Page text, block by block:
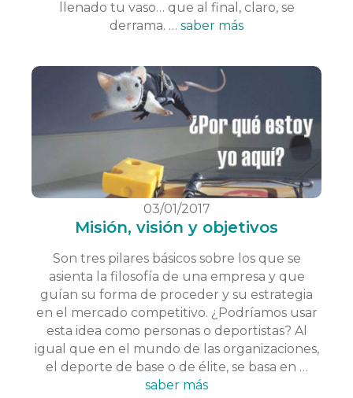
llenado tu vaso… que al final, claro, se
derrama. … saber más
03/01/2017
Misión, visión y objetivos
Son tres pilares básicos sobre los que se
asienta la filosofía de una empresa y que
guían su forma de proceder y su estrategia
en el mercado competitivo. ¿Podríamos usar
esta idea como personas o deportistas? Al
igual que en el mundo de las organizaciones,
el deporte de base o de élite, se basa en …
saber más